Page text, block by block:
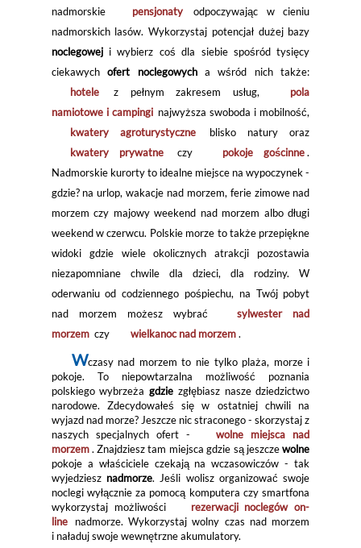
nadmorskie
pensjonaty
odpoczywając w cieniu
nadmorskich lasów. Wykorzystaj potencjał dużej bazy
noclegoweji wybierz coś dla siebie spośród tysięcy
ciekawychofert noclegowycha wśród nich także:
hotele
z pełnym zakresem usług,
pola
namiotowe i campingi najwyższa swoboda i mobilność,
kwatery agroturystyczne
blisko natury oraz
kwatery prywatne
czy pokoje gościnne .
Nadmorskie kurorty to idealne miejsce na wypoczynek -
gdzie? na urlop, wakacje nad morzem, ferie zimowe nad
morzem czy majowy weekend nad morzem albo długi
weekend w czerwcu. Polskie morze to także przepiękne
widoki gdzie wiele okolicznych atrakcji pozostawia
niezapomniane chwile dla dzieci, dla rodziny. W
oderwaniu od codziennego pośpiechu, na Twój pobyt
nad morzem możesz wybrać
sylwester nad
morzem czy wielkanoc nad morzem .
Wczasy nad morzem to nie tylko plaża, morze i
pokoje. To niepowtarzalna możliwość poznania
polskiego wybrzeżagdzie zgłębiasz nasze dziedzictwo
narodowe. Zdecydowałeś się w ostatniej chwili na
wyjazd nad morze? Jeszcze nic straconego - skorzystaj z
naszych specjalnych ofert -
wolne miejsca nad
morzem . Znajdziesz tam miejsca gdzie są jeszczewolne
pokoje a właściciele czekają na wczasowiczów - tak
wyjedziesz nadmorze. Jeśli wolisz organizować swoje
noclegi wyłącznie za pomocą komputera czy smartfona
wykorzystaj możliwości
rezerwacji noclegów on-
line
nadmorze. Wykorzystaj wolny czas nad morzem
i naładuj swoje wewnętrzne akumulatory.